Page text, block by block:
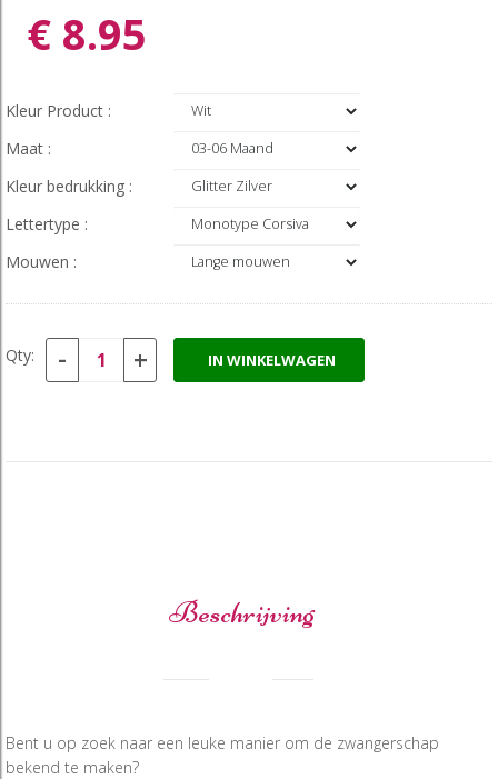
€ 8.95
Kleur Product :
Maat :
Kleur bedrukking :
Lettertype :
Mouwen :
Qty: - + IN WINKELWAGEN
Beschrijving
Bent u op zoek naar een leuke manier om de zwangerschap
bekend te maken?